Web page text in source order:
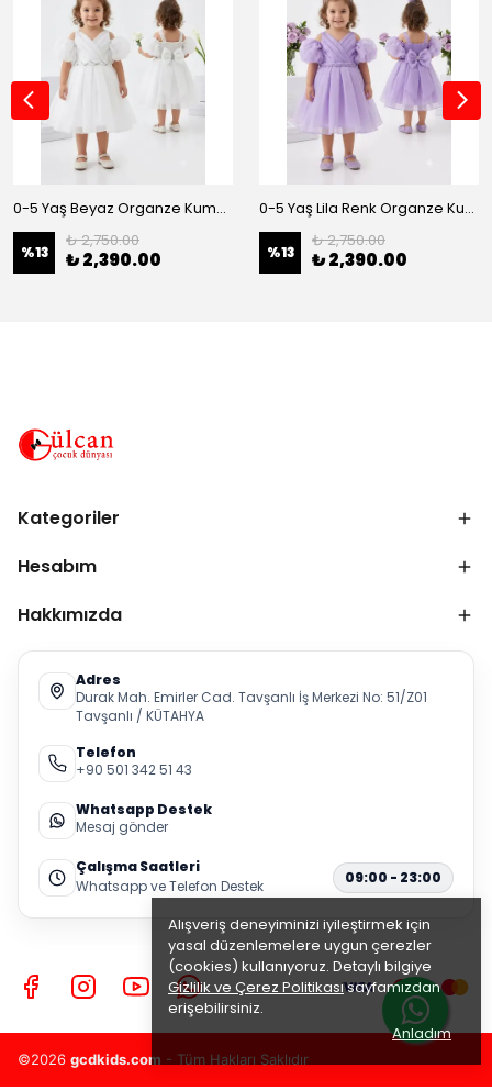
Alışveriş deneyiminizi iyileştirmek için
yasal düzenlemelere uygun çerezler
(cookies) kullanıyoruz. Detaylı bilgiye
Gizlilik ve Çerez Politikasısayfamızdan
erişebilirsiniz.
Anladım
0-5 Yaş Beyaz Organze Kumaş Bel İnci Kemerli Midi Boy Arkası Lastikli Abiye
%13
₺ 2,750.00
₺ 2,390.00
0-5 Yaş Lila Renk Organze Kumaş Bel İnci Kemerli Midi Boy Arkası Lastikli Abiye
%13
₺ 2,750.00
₺ 2,390.00
Kategoriler
Hesabım
Hakkımızda
Adres
Durak Mah. Emirler Cad. Tavşanlı İş Merkezi No: 51/Z01
Tavşanlı / KÜTAHYA
Telefon
+90 501 342 51 43
Whatsapp Destek
Mesaj gönder
Çalışma Saatleri
Whatsapp ve Telefon Destek
09:00 - 23:00
©2026 gcdkids.com - Tüm Hakları Saklıdır